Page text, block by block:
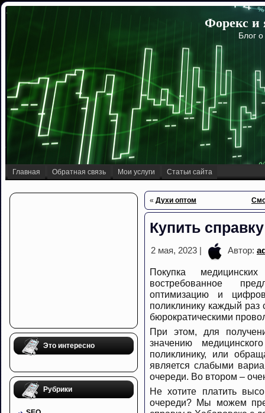
Форекс и
Блог
Главная Обратная связь Мои услуги Статьи сайта
Это интересно
Рубрики
« Духи оптом
Купить
2 мая, 2023 | Автор:
Покупка
востребованное
оптимизацию и
поликлинику каждый раз
бюрократическими
При этом, для
значению
поликлинику, или
является слабыми
очереди. Во втором –
Не хотите платить
очереди? Мы можем